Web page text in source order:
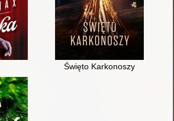
Święto Karkonoszy